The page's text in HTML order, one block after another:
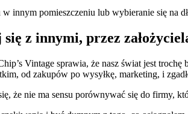
innym pomieszczeniu lub wybieranie się na
z innymi, przez
Vintage sprawia, że ​​nasz świat jest
od zakupów po wysyłkę, marketing, i
że nie ma sensu porównywać się do firmy,